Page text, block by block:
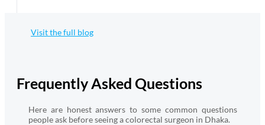
Visit the full blog
Frequently Asked Questions
Here are honest answers to some common questions
people ask before seeing a colorectal surgeon in Dhaka.